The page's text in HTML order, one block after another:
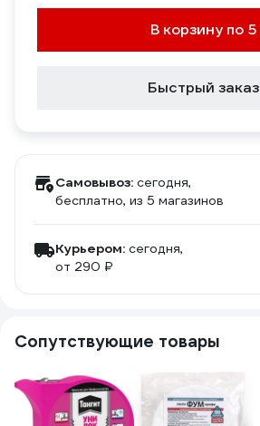
В корзину по 5
Быстрый заказ
Самовывоз: сегодня,
бесплатно, из 5 магазинов
Курьером: сегодня,
от 290 ₽
Сопутствующие товары